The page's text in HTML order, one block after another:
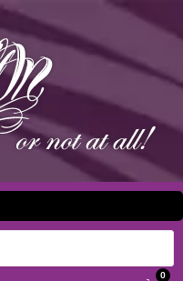
0